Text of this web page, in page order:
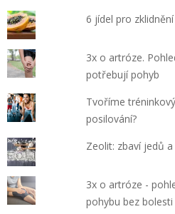
6 jídel pro
3x o artróze.
potřebují pohyb
Tvoříme
posilování?
Zeolit: zbaví jedů
3x o artróze -
pohybu bez bolesti